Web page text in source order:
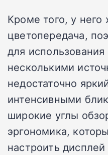
Кроме того, у него
цветопередача,
для
несколькими
недостаточно
интенсивными
широкие углы
эргономика,
настроить